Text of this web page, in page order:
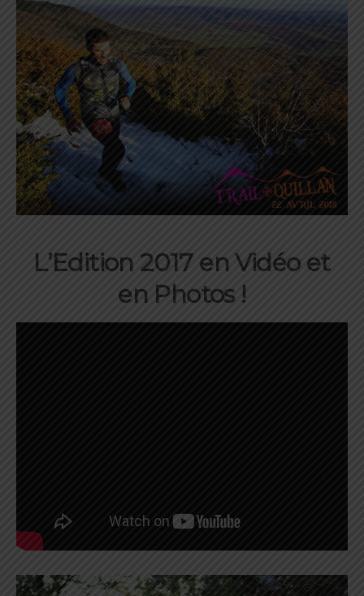
L’Edition 2017 en Vidéo et
en Photos !